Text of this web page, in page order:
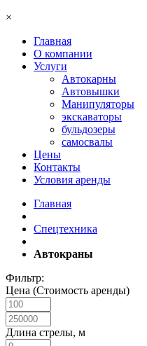
×
Главная
О компании
Услуги
Автокарны
Автовышки
Манипуляторы
экскаваторы
бульдозеры
самосвалы
Цены
Контакты
Условия аренды
Главная
Спецтехника
Автокраны
Фильтр:
Цена (Стоимость аренды)
Длина стрелы, м